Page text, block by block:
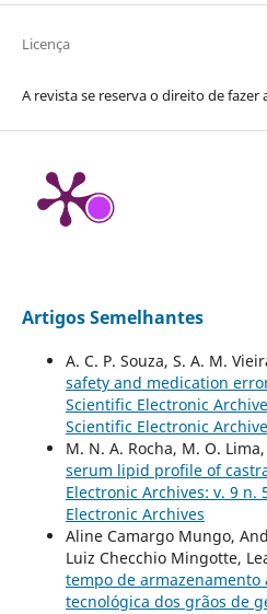
Licença
A revista se reserva o direito de fazer
Artigos Semelhantes
A. C. P. Souza, S. A. M.
safety and medication
Scientific Electronic
Scientific Electronic
M. N. A. Rocha, M. O.
serum lipid profile of
Electronic Archives: v. 9 n.
Electronic Archives
Aline Camargo Mungo,
Luiz Checchio Mingotte,
tempo de
tecnológica dos grãos de